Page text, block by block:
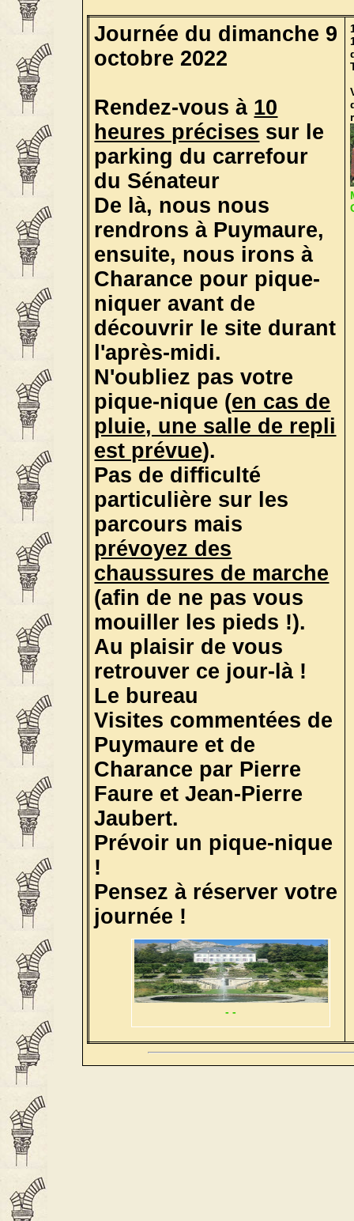
Journée du dimanche 9
octobre 2022
Rendez-vous à 10
heures précises sur le
parking du carrefour
du Sénateur
De là, nous nous
rendrons à Puymaure,
ensuite, nous irons à
Charance pour pique-
niquer avant de
découvrir le site durant
l'après-midi.
N'oubliez pas votre
pique-nique (en cas de
pluie, une salle de repli
est prévue).
Pas de difficulté
particulière sur les
parcours mais
prévoyez des
chaussures de marche
(afin de ne pas vous
mouiller les pieds !).
Au plaisir de vous
retrouver ce jour-là !
Le bureau
Visites commentées de
Puymaure et de
Charance par Pierre
Faure et Jean-Pierre
Jaubert.
Prévoir un pique-nique
!
Pensez à réserver votre
journée !
- -